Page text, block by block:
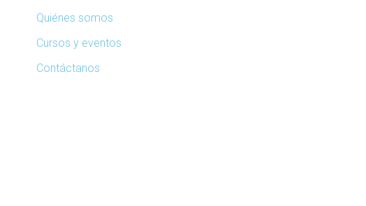
Quiénes somos
Cursos y eventos
Contáctanos